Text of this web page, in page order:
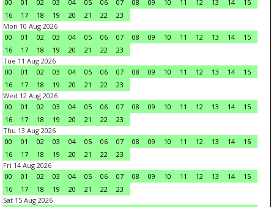
00
01 02 03 04 05 06 07 08 09 10 11 12 13 14
15
16
17 18 19 20 21 22
23
Mon 10 Aug 2026
00
01 02 03 04 05 06 07 08 09 10 11 12 13 14
15
16
17 18 19 20 21 22
23
Tue 11 Aug 2026
00
01 02 03 04 05 06 07 08 09 10 11 12 13 14
15
16
17 18 19 20 21 22
23
Wed 12 Aug 2026
00
01 02 03 04 05 06 07 08 09 10 11 12 13 14
15
16
17 18 19 20 21 22
23
Thu 13 Aug 2026
00
01 02 03 04 05 06 07 08 09 10 11 12 13 14
15
16
17 18 19 20 21 22
23
Fri 14 Aug 2026
00
01 02 03 04 05 06 07 08 09 10 11 12 13 14
15
16
17 18 19 20 21 22
23
Sat 15 Aug 2026